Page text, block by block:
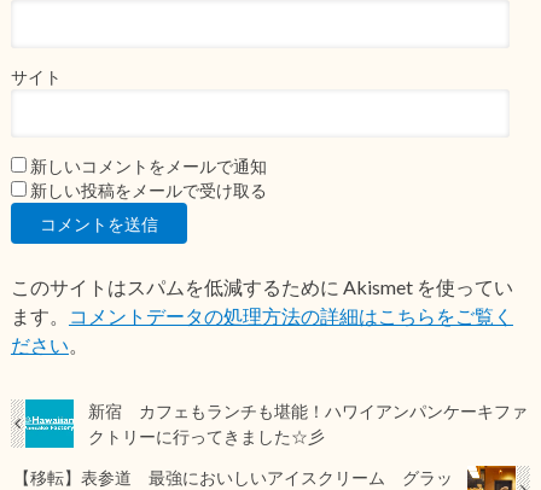
サイト
新しいコメントをメールで通知
新しい投稿をメールで受け取る
このサイトはスパムを低減するために Akismet を使ってい
ます。
コメントデータの処理方法の詳細はこちらをご覧く
ださい。
新宿 カフェもランチも堪能！ハワイアンパンケーキファ
クトリーに行ってきました☆彡
【移転】表参道 最強においしいアイスクリーム グラッ